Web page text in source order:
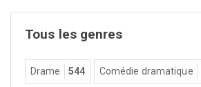
Tous les genres
Drame 544 Comédie dramatique